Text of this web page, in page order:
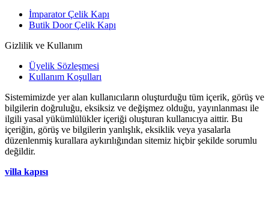
İmparator Çelik Kapı
Butik Door Çelik Kapı
Gizlilik ve Kullanım
Üyelik Sözleşmesi
Kullanım Koşulları
Sistemimizde yer alan kullanıcıların oluşturduğu tüm içerik, görüş ve
bilgilerin doğruluğu, eksiksiz ve değişmez olduğu, yayınlanması ile
ilgili yasal yükümlülükler içeriği oluşturan kullanıcıya aittir. Bu
içeriğin, görüş ve bilgilerin yanlışlık, eksiklik veya yasalarla
düzenlenmiş kurallara aykırılığından sitemiz hiçbir şekilde sorumlu
değildir.
villa kapısı